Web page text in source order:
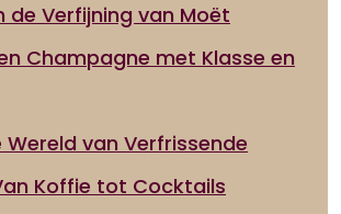
de Verfijning van Moët
Champagne met Klasse en
van Verfrissende
Koffie tot Cocktails